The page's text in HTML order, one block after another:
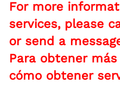
For more
services, please
or send a
Para obtener
cómo obtener